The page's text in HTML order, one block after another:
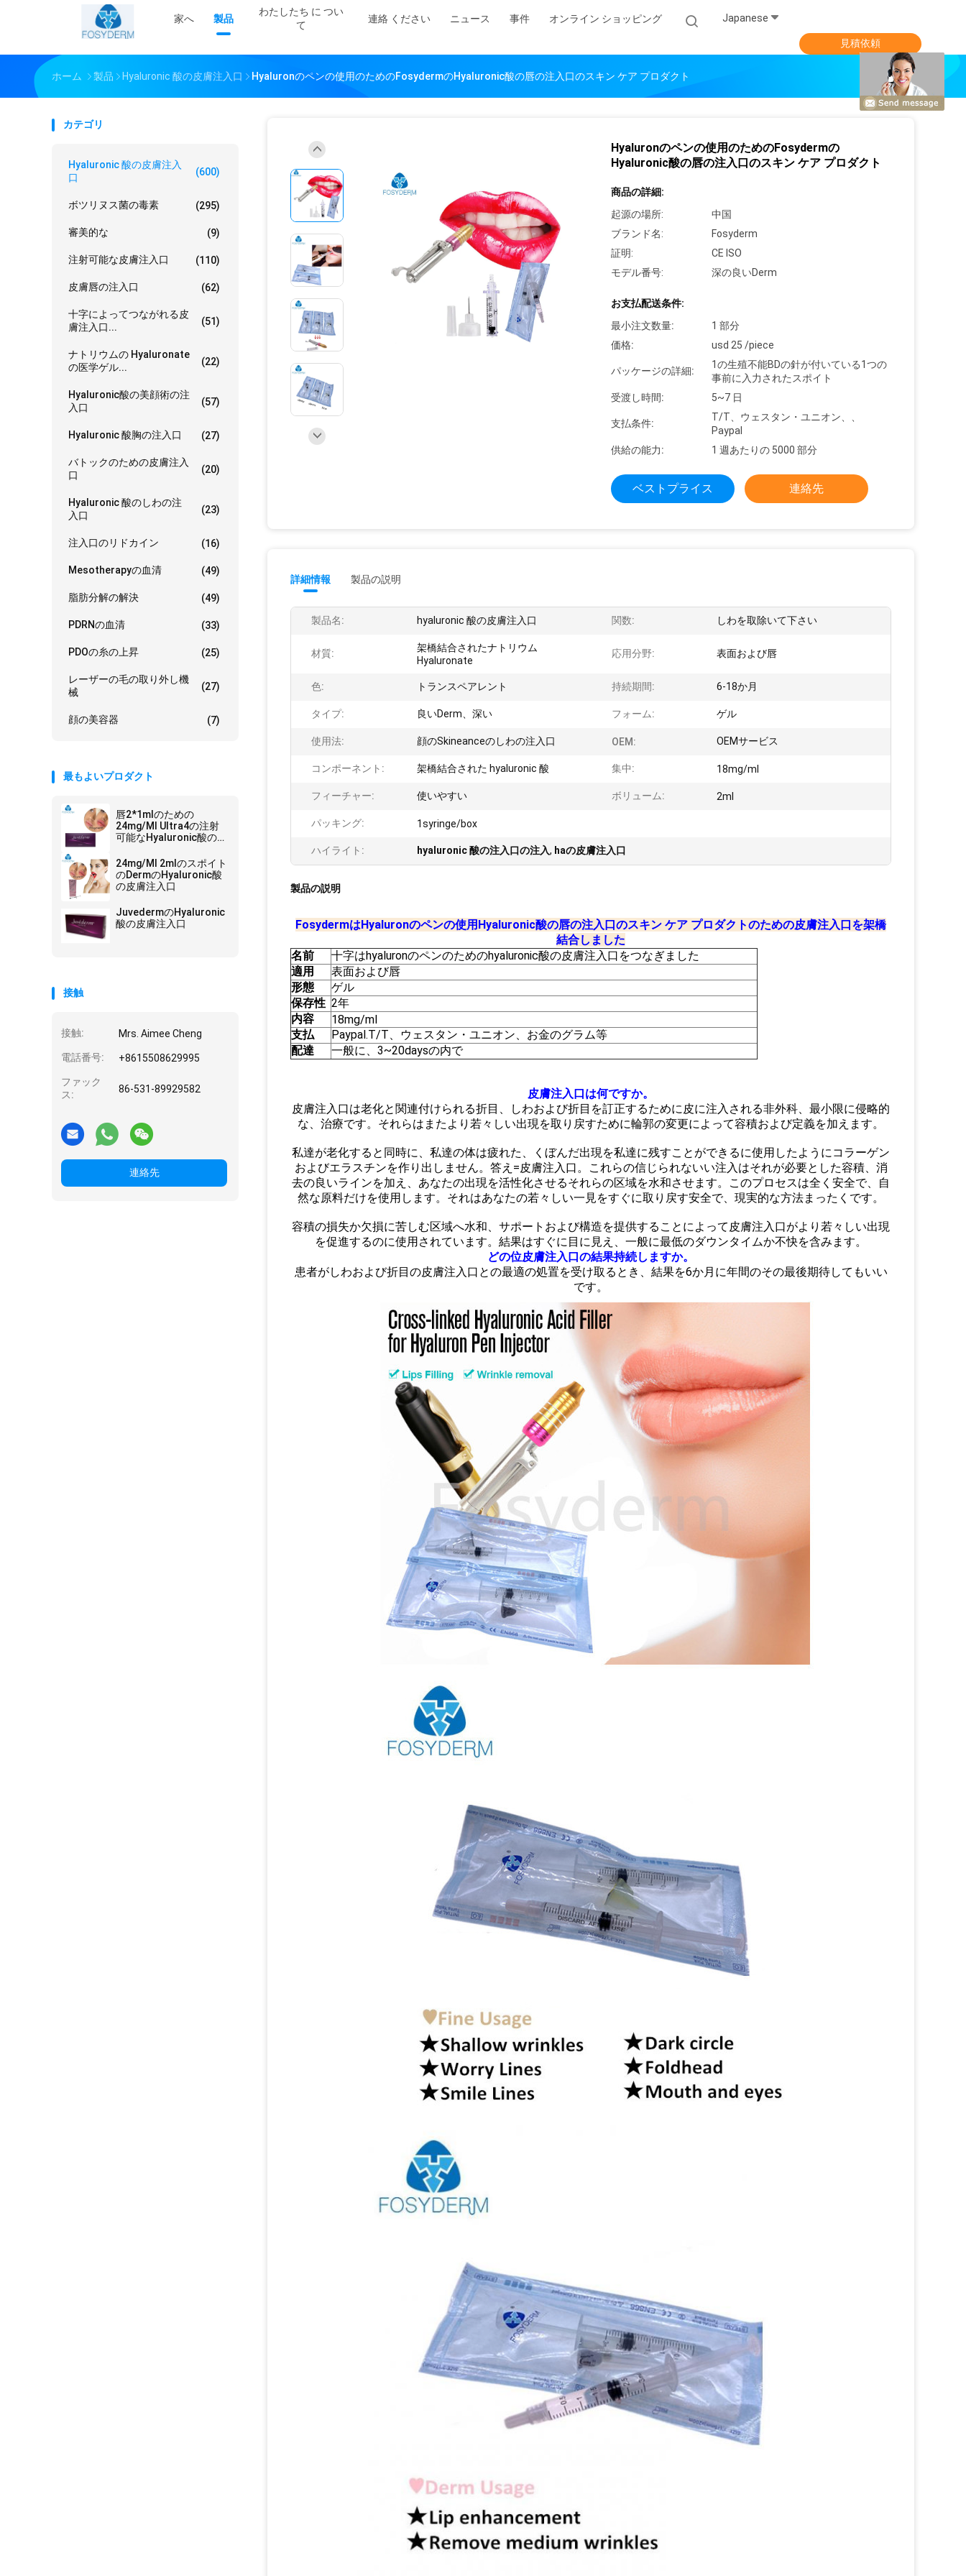
家へ 製品
わたしたち に つい
て
連絡 ください ニュース 事件 オンライン ショッピング Japanese
見積依頼
ホーム 製品 Hyaluronic 酸の皮膚注入口 Hyaluronのペンの使用のためのFosydermのHyaluronic酸の唇の注入口のスキン ケア プロダクト
カテゴリ
Hyaluronic 酸の皮膚注入
口
(600)
ボツリヌス菌の毒素 (295)
審美的な (9)
注射可能な皮膚注入口 (110)
皮膚唇の注入口 (62)
十字によってつながれる皮
膚注入口...
(51)
ナトリウムの Hyaluronate
の医学ゲル...
(22)
Hyaluronic酸の美顔術の注
入口
(57)
Hyaluronic 酸胸の注入口 (27)
バトックのための皮膚注入
口
(20)
Hyaluronic 酸のしわの注
入口
(23)
注入口のリドカイン (16)
Mesotherapyの血清 (49)
脂肪分解の解決 (49)
PDRNの血清 (33)
PDOの糸の上昇 (25)
レーザーの毛の取り外し機
械
(27)
顔の美容器 (7)
最もよいプロダクト
唇2*1mlのための
24mg/Ml Ultra4の注射
可能なHyaluronic酸のゲ
24mg/Ml 2mlのスポイト
のDermのHyaluronic酸
の皮膚注入口
JuvedermのHyaluronic
酸の皮膚注入口
接触
接触: Mrs. Aimee Cheng
電話番号: +8615508629995
ファック
ス:
86-531-89929582
連絡先
Hyaluronのペンの使用のためのFosydermの
Hyaluronic酸の唇の注入口のスキン ケア プロダクト
商品の詳細:
起源の場所:
中国
ブランド名:
Fosyderm
証明:
CE ISO
モデル番号:
深の良いDerm
お支払配送条件:
最小注文数量:
1 部分
価格:
usd 25 /piece
パッケージの詳細:
1の生殖不能BDの針が付いている1つの
事前に入力されたスポイト
受渡し時間:
5~7 日
支払条件:
T/T、ウェスタン・ユニオン、、
Paypal
供給の能力:
1 週あたりの 5000 部分
ベストプライス 連絡先
詳細情報 製品の説明
製品名: hyaluronic 酸の皮膚注入口 関数: しわを取除いて下さい
材質:
架橋結合されたナトリウム
Hyaluronate
応用分野: 表面および唇
色: トランスペアレント 持続期間: 6-18か月
タイプ: 良いDerm、深い フォーム: ゲル
使用法: 顔のSkineanceのしわの注入口 OEM: OEMサービス
コンポーネント: 架橋結合された hyaluronic 酸 集中: 18mg/ml
フィーチャー: 使いやすい ボリューム: 2ml
パッキング: 1syringe/box
ハイライト: hyaluronic 酸の注入口の注入, haの皮膚注入口
製品の説明
FosydermはHyaluronのペンの使用Hyaluronic酸の唇の注入口のスキン ケア プロダクトのための皮膚注入口を架橋
結合しました
名前
十字はhyaluronのペンのためのhyaluronic酸の皮膚注入口をつなぎました
適用
表面および唇
形態
ゲル
保存性 2年
内容
18mg/ml
支払
Paypal.T/T、ウェスタン・ユニオン、お金のグラム等
配達
一般に、3~20daysの内で
皮膚注入口は何ですか。
皮膚注入口は老化と関連付けられる折目、しわおよび折目を訂正するために皮に注入される非外科、最小限に侵略的
な、治療です。それらはまたより若々しい出現を取り戻すために輪郭の変更によって容積および定義を加えます。
私達が老化すると同時に、私達の体は疲れた、くぼんだ出現を私達に残すことができるに使用したようにコラーゲン
およびエラスチンを作り出しません。答え=皮膚注入口。これらの信じられないい注入はそれが必要とした容積、消
去の良いラインを加え、あなたの出現を活性化させるそれらの区域を水和させます。このプロセスは全く安全で、自
然な原料だけを使用します。それはあなたの若々しい一見をすぐに取り戻す安全で、現実的な方法まったくです。
容積の損失か欠損に苦しむ区域へ水和、サポートおよび構造を提供することによって皮膚注入口がより若々しい出現
を促進するのに使用されています。結果はすぐに目に見え、一般に最低のダウンタイムか不快を含みます。
どの位皮膚注入口の結果持続しますか。
患者がしわおよび折目の皮膚注入口との最適の処置を受け取るとき、結果を6か月に年間のその最後期待してもいい
です。